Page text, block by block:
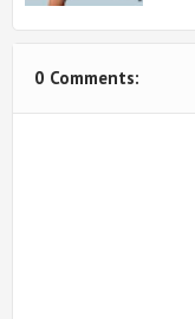
0 Comments: